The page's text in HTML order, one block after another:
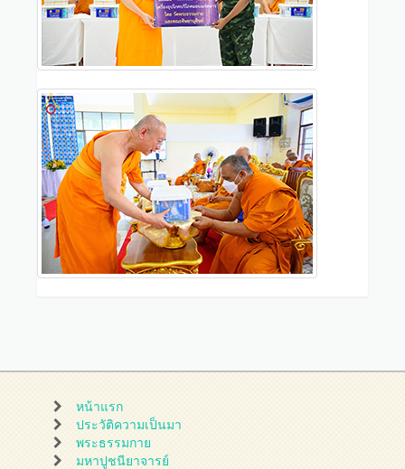
หน้าแรก
ประวัติความเป็นมา
พระธรรมกาย
มหาปูชนียาจารย์